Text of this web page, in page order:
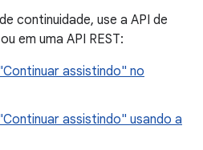
continuidade, use a API de
em uma API REST:
assistindo" no
assistindo" usando a